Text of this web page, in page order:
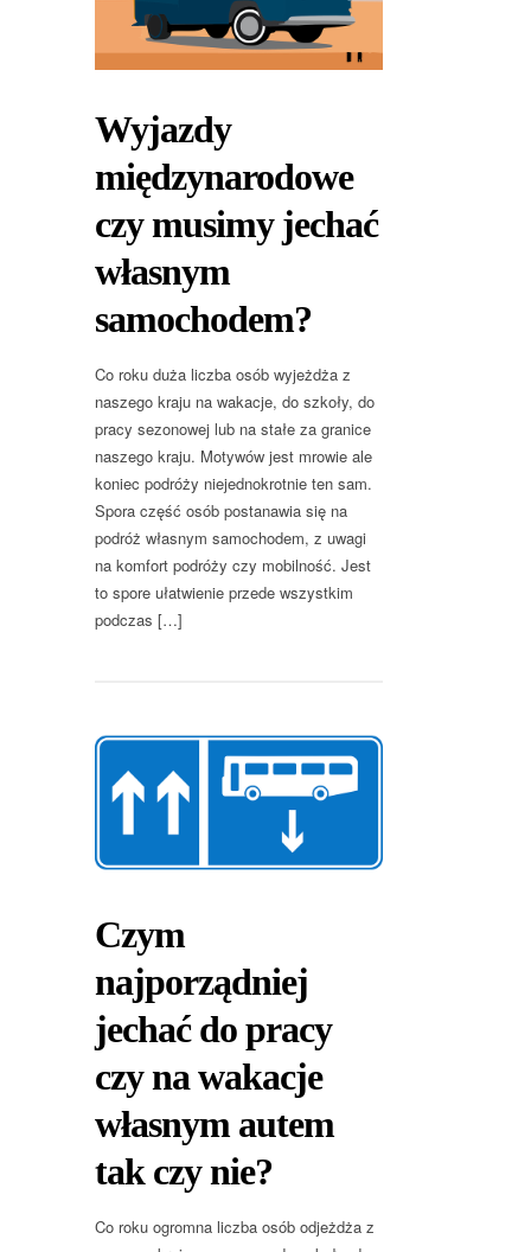
Wyjazdy
międzynarodowe
czy musimy jechać
własnym
samochodem?
Co roku duża liczba osób wyjeżdża z
naszego kraju na wakacje, do szkoły, do
pracy sezonowej lub na stałe za granice
naszego kraju. Motywów jest mrowie ale
koniec podróży niejednokrotnie ten sam.
Spora część osób postanawia się na
podróż własnym samochodem, z uwagi
na komfort podróży czy mobilność. Jest
to spore ułatwienie przede wszystkim
podczas […]
Czym
najporządniej
jechać do pracy
czy na wakacje
własnym autem
tak czy nie?
Co roku ogromna liczba osób odjeżdża z